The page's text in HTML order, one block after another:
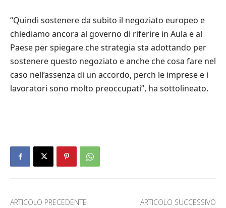
“Quindi sostenere da subito il negoziato europeo e
chiediamo ancora al governo di riferire in Aula e al
Paese per spiegare che strategia sta adottando per
sostenere questo negoziato e anche che cosa fare nel
caso nell’assenza di un accordo, perch le imprese e i
lavoratori sono molto preoccupati”, ha sottolineato.
ARTICOLO PRECEDENTE ARTICOLO SUCCESSIVO